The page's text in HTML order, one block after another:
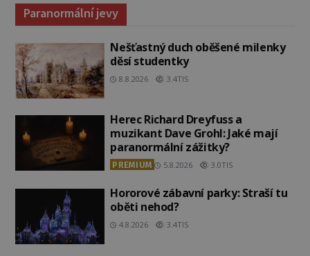
Paranormální jevy
Nešťastný duch oběšené milenky
děsí studentky
8.8.2026 3.4TIS
Herec Richard Dreyfuss a
muzikant Dave Grohl: Jaké mají
paranormální zážitky?
PREMIUM 5.8.2026 3.0TIS
Hororové zábavní parky: Straší tu
oběti nehod?
4.8.2026 3.4TIS